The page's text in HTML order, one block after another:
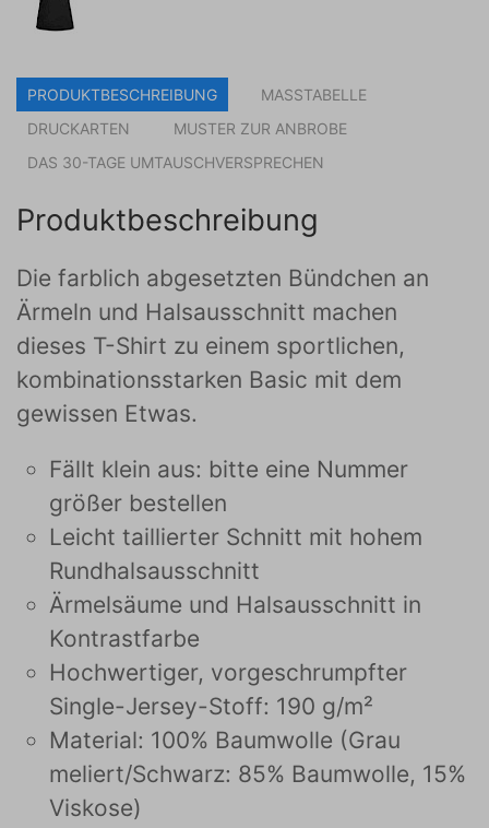
PRODUKTBESCHREIBUNG
MASSTABELLE
DRUCKARTEN
MUSTER ZUR ANBROBE
DAS 30-TAGE UMTAUSCHVERSPRECHEN
Produktbeschreibung
Die farblich abgesetzten Bündchen an
Ärmeln und Halsausschnitt machen
dieses T-Shirt zu einem sportlichen,
kombinationsstarken Basic mit dem
gewissen Etwas.
Fällt klein aus: bitte eine Nummer
größer bestellen
Leicht taillierter Schnitt mit hohem
Rundhalsausschnitt
Ärmelsäume und Halsausschnitt in
Kontrastfarbe
Hochwertiger, vorgeschrumpfter
Single-Jersey-Stoff: 190 g/m²
Material: 100% Baumwolle (Grau
meliert/Schwarz: 85% Baumwolle, 15%
Viskose)